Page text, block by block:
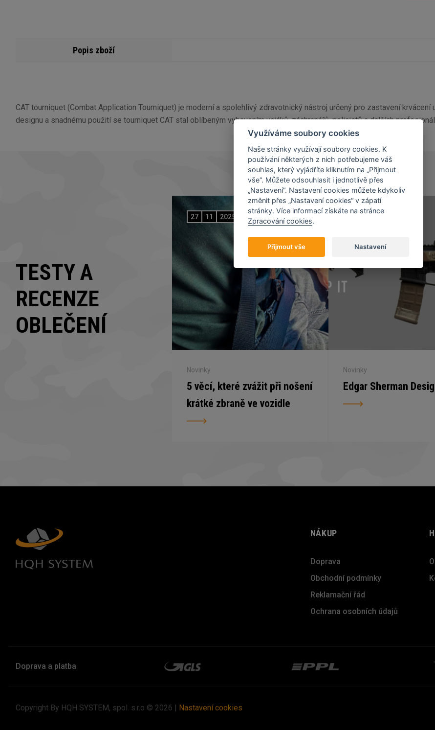
Popis zboží
CAT tourniquet (Combat Application Tourniquet) je moderní a spolehlivý zdravotnický nástroj určený pro zastavení
designu a snadnému použití se tourniquet CAT stal oblíbeným vybavením vojáků, záchranářů, policistů a dalších
TESTY A
RECENZE
OBLEČENÍ
27 11 2025
Novinky
5 věcí, které zvážit při nošení
krátké zbraně ve vozidle
Novinky
Edgar Sherman
NÁKUP
Doprava
Obchodní podmínky
Reklamační řád
Ochrana osobních údajů
Doprava a platba
Copyright By HQH SYSTEM, spol. s.r.o © 2026 | Nastavení cookies
Využíváme soubory cookies
Naše stránky využívají soubory cookies. K
používání některých z nich potřebujeme váš
souhlas, který vyjádříte kliknutím na „Přijmout
vše“. Můžete odsouhlasit i jednotlivě přes
„Nastavení“. Nastavení cookies můžete kdykoliv
změnit přes „Nastavení cookies“ v zápatí
stránky. Více informací získáte na stránce
Zpracování cookies.
Přijmout vše Nastavení